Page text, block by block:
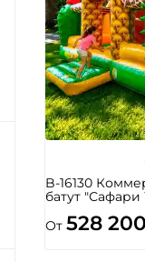
B-16130
батут "Сафари
От 528